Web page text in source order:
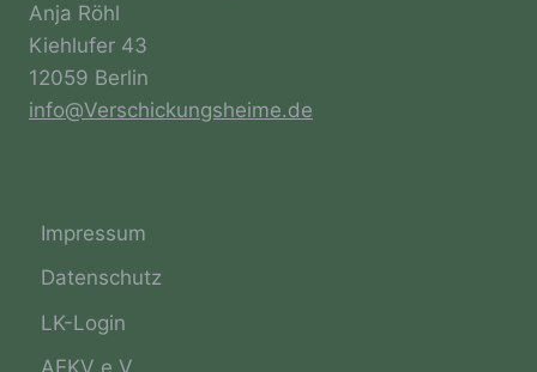
Anja Röhl
Kiehlufer 43
12059 Berlin
info@Verschickungsheime.de
Impressum
Datenschutz
LK-Login
AEKV e.V.
Wir verwenden in dieser Datenschutzerklärung
unter anderem die folgenden Begriffe:
Informationen, die sich auf eine identifizierte
oder identifizierbare natürliche Person (im
Folgenden „betroffene Person") beziehen.
Als identifizierbar wird eine natürliche
Person angesehen, die direkt oder indirekt,
insbesondere mittels Zuordnung zu einer